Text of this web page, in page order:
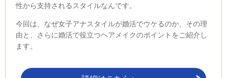
性から支持されるスタイルなんです。
今回は、なぜ女子アナスタイルが婚活でウケるのか、その理
由と、さらに婚活で役立つヘアメイクのポイントをご紹介し
ます。